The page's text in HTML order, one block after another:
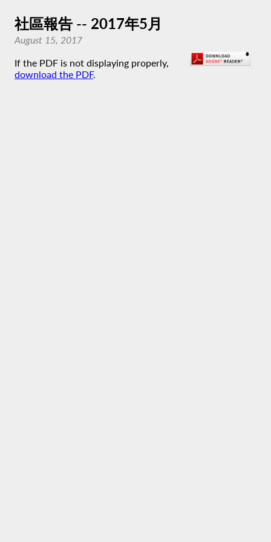
社區報告 -- 2017年5月
August 15, 2017
If the PDF is not displaying properly,
download the PDF.